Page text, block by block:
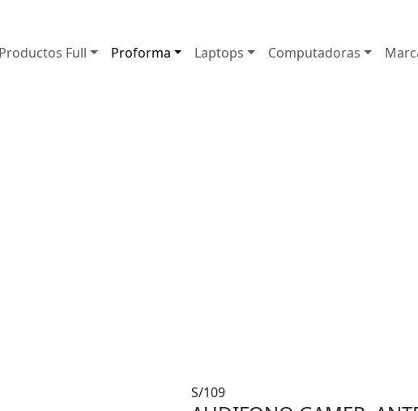
Productos Full Proforma Laptops Computadoras
S/109